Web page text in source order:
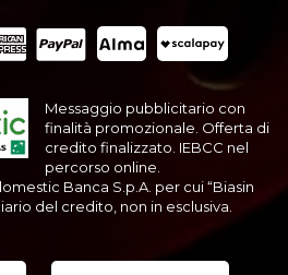
Messaggio pubblicitario con
finalità promozionale. Offerta di
credito finalizzato. IEBCC nel
percorso online.
Banca S.p.A. per cui “Biasin
del credito, non in esclusiva.